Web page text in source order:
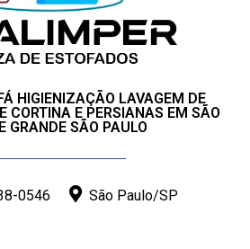
HIGIENIZAÇÃO LAVAGEM DE
CORTINA E PERSIANAS EM SÃO
GRANDE SÃO PAULO
0546 São Paulo/SP